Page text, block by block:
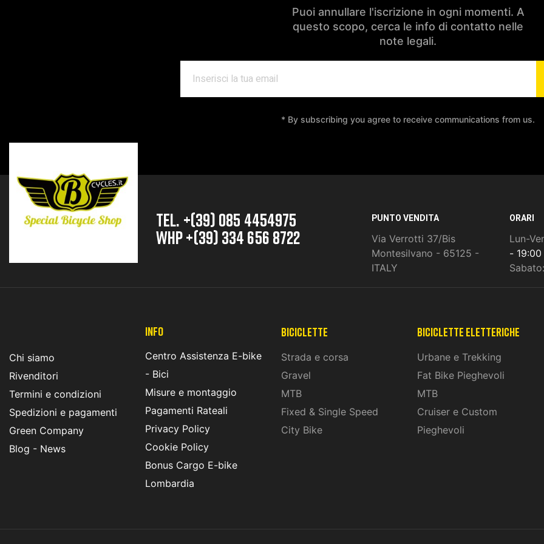
Puoi annullare l'iscrizione in ogni momenti. A
questo scopo, cerca le info di contatto nelle
note legali.
* By subscribing you agree to receive communications from us.
TEL. +(39) 085 4454975
whp +(39) 334 656 8722
PUNTO VENDITA
Via Verrotti 37/Bis
Montesilvano - 65125 -
ITALY
ORARI
Lun-
- 19:00
Chi siamo
Rivenditori
Termini e condizioni
Spedizioni e pagamenti
Green Company
Blog - News
INFO
Centro Assistenza E-bike
- Bici
Misure e montaggio
Pagamenti Rateali
Privacy Policy
Cookie Policy
Bonus Cargo E-bike
Lombardia
Biciclette
Strada e corsa
Gravel
MTB
Fixed & Single Speed
City Bike
biciclette eletteriche
Urbane e Trekking
Fat Bike Pieghevoli
MTB
Cruiser e Custom
Pieghevoli